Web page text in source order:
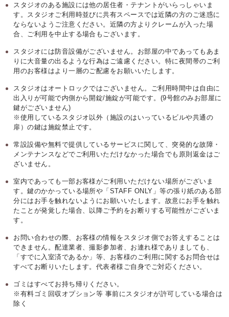
スタジオのある施設には他の居住者・テナントがいらっしゃいま
す。スタジオご利用時並びに共有スペースでは近隣の方のご迷惑に
ならないようご注意ください。近隣の方よりクレームが入った場
合、ご利用を中止する場合もございます。
スタジオには防音設備がございません。お部屋の中であってもあま
りに大音量の出るような行為はご遠慮ください。特に夜間帯のご利
用のお客様はより一層のご配慮をお願いいたします。
スタジオはオートロックではございません。ご利用時間中は自由に
出入りが可能で内側から開錠/施錠が可能です。(9号館のみお部屋に
鍵がございません)
※使用しているスタジオ以外（施設のはいっているビルや共通の
扉）の鍵は施錠禁止です。
常設設備や無料で提供しているサービスに関して、突発的な故障・
メンテナンスなどでご利用いただけなかった場合でも原則返金はご
ざいません。
室内であっても一部お客様がご利用いただけない場所がございま
す。鍵のかかっている場所や「STAFF ONLY」等の張り紙のある部
分にはお手を触れないようにお願いいたします。故意にお手を触れ
たことが発覚した場合、以降ご予約をお断りする可能性がございま
す。
お問い合わせの際、お客様の情報をスタジオ側でお答えすることは
できません。配達業者、撮影参加者、お連れ様でありましても、
「すでに入室済であるか」等、お客様のご利用に関するお問合せは
すべてお断りいたします。代表者様ご自身でご対応ください。
ゴミはすべてお持ち帰りください。
※有料ゴミ回収オプション等 事前にスタジオが許可している場合は
除く